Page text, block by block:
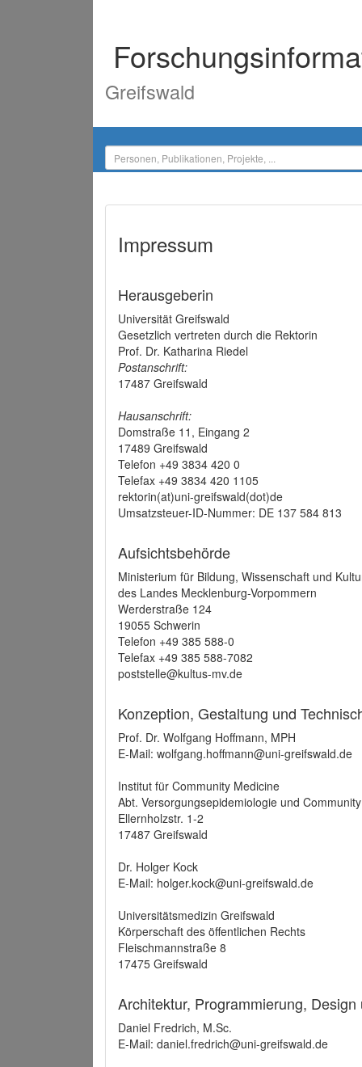
Greifswald
Impressum
Herausgeberin
Universität Greifswald
Gesetzlich vertreten durch die Rektorin
Prof. Dr. Katharina Riedel
Postanschrift:
17487 Greifswald
Hausanschrift:
Domstraße 11, Eingang 2
17489 Greifswald
Telefon +49 3834 420 0
Telefax +49 3834 420 1105
rektorin(at)uni-greifswald(dot)de
Umsatzsteuer-ID-Nummer: DE 137 584 813
Aufsichtsbehörde
Ministerium für Bildung, Wissenschaft und
des Landes Mecklenburg-Vorpommern
Werderstraße 124
19055 Schwerin
Telefon +49 385 588-0
Telefax +49 385 588-7082
poststelle@kultus-mv.de
Konzeption, Gestaltung und
Prof. Dr. Wolfgang Hoffmann, MPH
E-Mail: wolfgang.hoffmann@uni-greifswald.de
Institut für Community Medicine
Abt. Versorgungsepidemiologie und
Ellernholzstr. 1-2
17487 Greifswald
Dr. Holger Kock
E-Mail: holger.kock@uni-greifswald.de
Universitätsmedizin Greifswald
Körperschaft des öffentlichen Rechts
Fleischmannstraße 8
17475 Greifswald
Architektur, Programmierung,
Daniel Fredrich, M.Sc.
E-Mail: daniel.fredrich@uni-greifswald.de